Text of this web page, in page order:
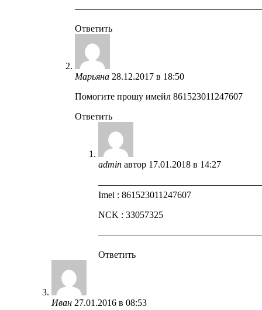
Ответить
Марьяна 28.12.2017 в 18:50
Помогите прошу имейл 861523011247607
Ответить
admin автор 17.01.2018 в 14:27
Imei : 861523011247607
NCK : 33057325
Ответить
Иван 27.01.2016 в 08:53